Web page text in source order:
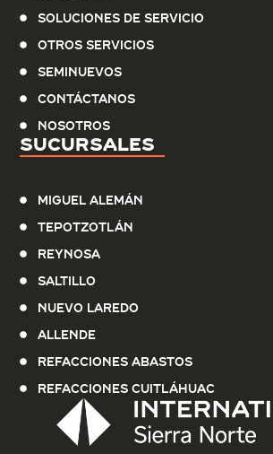
Sucursales
Miguel Alemán
Tepotzotlán
Reynosa
Saltillo
Nuevo Laredo
Allende
Refacciones Abastos
Refacciones Cuitláhuac
Soluciones de servicio
Otros Servicios
Seminuevos
Contáctanos
Nosotros